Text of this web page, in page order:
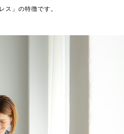
ス」の特徴です。